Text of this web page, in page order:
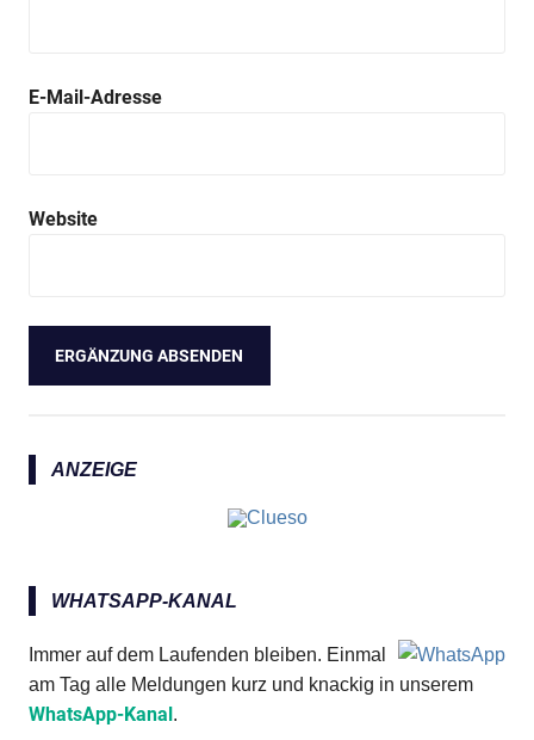
E-Mail-Adresse
Website
ANZEIGE
WHATSAPP-KANAL
Immer auf dem Laufenden bleiben. Einmal
am Tag alle Meldungen kurz und knackig in unserem
WhatsApp-Kanal .